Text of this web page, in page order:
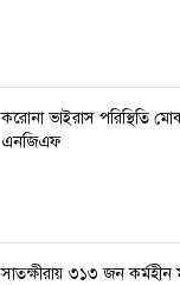
করোনা ভাইরাস পরিস্থিতি
এনজিএফ
সাতক্ষীরায় ৩১৩ জন